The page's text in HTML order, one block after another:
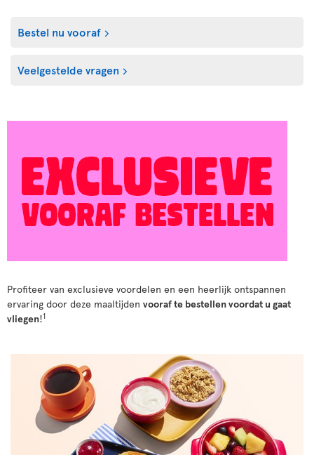
Bestel nu vooraf
Veelgestelde vragen
Profiteer van exclusieve voordelen en een heerlijk ontspannen
ervaring door deze maaltijden vooraf te bestellen voordat u gaat
vliegen!1